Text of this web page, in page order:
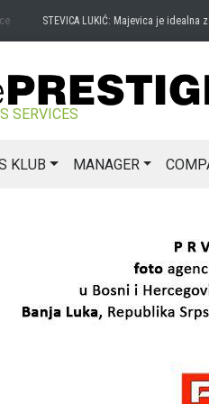
STEVICA LUKIĆ: Majevica je idealna za
SERVICES
KLUB MANAGER